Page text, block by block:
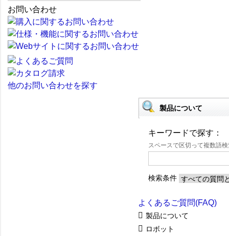
お問い合わせ
他のお問い合わせを探す
製品について
キーワードで探す：
スペースで区切って複数語
検索条件
よくあるご質問(FAQ)
製品について
ロボット